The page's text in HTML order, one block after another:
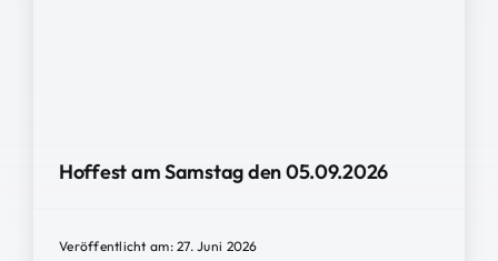
Hoffest am Samstag den 05.09.2026
Veröffentlicht am: 27. Juni 2026